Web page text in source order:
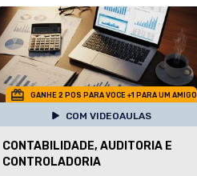
GANHE 2 POS PARA VOCE +1 PARA UM AMIGO
COM VIDEOAULAS
CONTABILIDADE, AUDITORIA E
CONTROLADORIA